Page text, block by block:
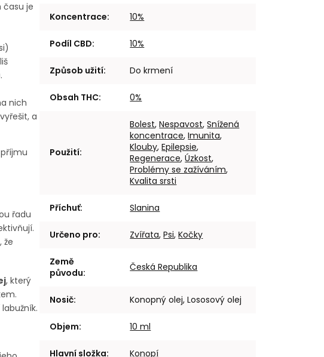
času je
nich
a
řadu
že
, který
Koncentrace: 10%
Podíl CBD: 10%
Způsob užití: Do krmení
Obsah THC: 0%
Použití:
Bolest,Nespavost,Snížená
koncentrace,Imunita,
Klouby,Epilepsie,
Regenerace,Úzkost,
Problémy se zažíváním,
Kvalita srsti
Příchuť: Slanina
Určeno pro: Zvířata,Psi,Kočky
Země
původu: Česká Republika
Nosič: Konopný olej, Lososový olej
Objem: 10 ml
Hlavní složka: Konopí